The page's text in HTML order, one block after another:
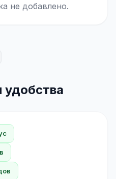
не добавлено.
удобства